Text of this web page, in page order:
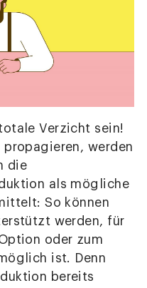
Verzicht sein!
werden
die
als mögliche
So können
werden, für
oder zum
ist. Denn
bereits